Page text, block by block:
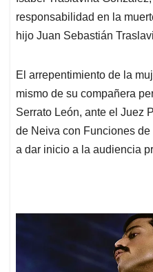
responsabilidad en la
hijo Juan Sebastián
El arrepentimiento de la
mismo de su compañera
Serrato León, ante el Juez
de Neiva con Funciones
a dar inicio a la audiencia